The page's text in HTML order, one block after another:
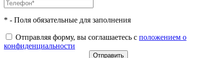
* - Поля обязательные для заполнения
Отправляя форму, вы соглашаетесь с положением о
конфиденциальности